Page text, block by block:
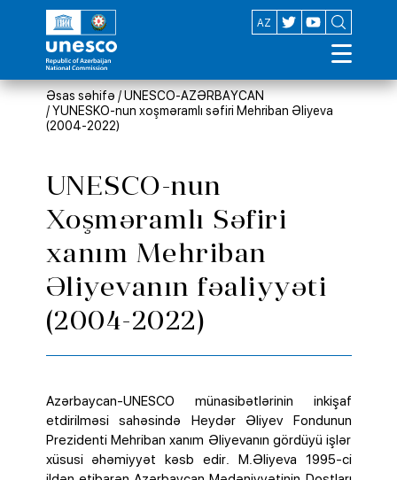
AZ
EN
Əsas səhifə /UNESCO-AZƏRBAYCAN
/YUNESKO-nun xoşməramlı səfiri Mehriban Əliyeva
(2004-2022)
UNESCO-nun
Xoşməramlı Səfiri
xanım Mehriban
Əliyevanın fəaliyyəti
(2004-2022)
Azərbaycan-UNESCO münasibətlərinin inkişaf
etdirilməsi sahəsində Heydər Əliyev Fondunun
Prezidenti Mehriban xanım Əliyevanın gördüyü işlər
xüsusi əhəmiyyət kəsb edir. M.Əliyeva 1995-ci